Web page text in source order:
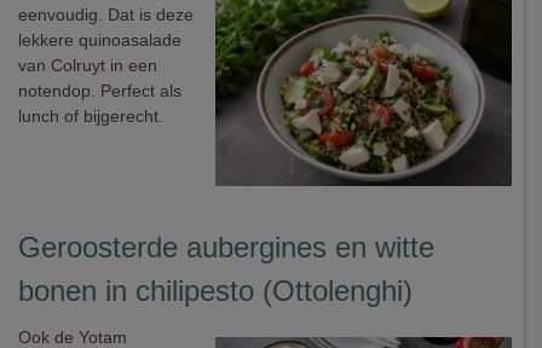
eenvoudig. Dat is deze
lekkere quinoasalade
van Colruyt in een
notendop. Perfect als
lunch of bijgerecht.
Geroosterde aubergines en witte
bonen in chilipesto (Ottolenghi)
Ook de Yotam